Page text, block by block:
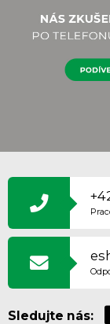
Á
T
Sledujte nás: